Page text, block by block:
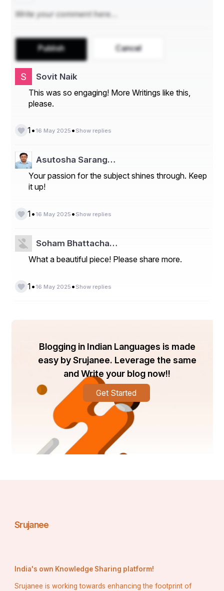
Publish Cancel
Sovit Naik
This was so engaging! More Writings like this,
please.
1• 16 May 2025 • Show replies
Asutosha Sarang…
Your passion for the subject shines through. Keep
it up!
1• 16 May 2025 • Show replies
Soham Bhattacha…
What a beautiful piece! Please share more.
1• 16 May 2025 • Show replies
Blogging in Indian Languages is made
easy by Srujanee. Leverage the same
and Write your blog now!!
Get Started
Srujanee
India's own Knowledge Sharing platform!
Srujanee is working towards enhancing the footprint of